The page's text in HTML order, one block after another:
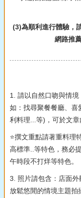
(3)為順利進行體驗，
網路推
1. 請以自然口吻與情
如：找尋聚餐餐廳、喜
利料理...等)，可於文
⭐撰文重點請著重料理
高標準..等特色，務必
午時段不打烊等特色。
3. 照片請包含：店面
放鬆悠閒的情境主題拍